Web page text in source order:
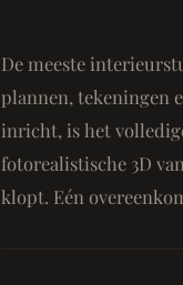
De meeste
plannen, tekeningen
inricht, is het
fotorealistische 3D
klopt. Eén